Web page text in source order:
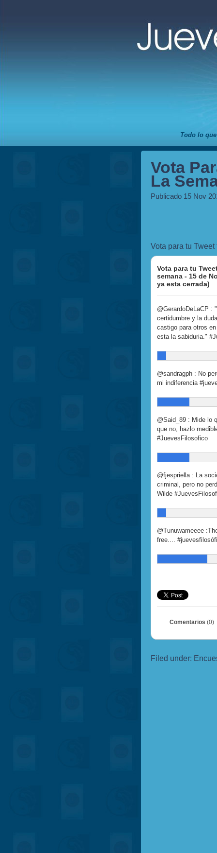
Todo lo
Vota
La
Publicado 15 Nov
Vota para tu
Vota para tu
semana - 15 de
ya esta cerrada)
@GerardoDeLaCP :
certidumbre y la
castigo para otros
esta la sabiduria."
@sandragph : No
mi indiferencia
@Said_89 : Mide lo
que no, hazlo
#JuevesFilosofico
@fjespriella : La
criminal, pero no
Wilde
@Tunuwameeee
free....
Comentarios (0)
Filed under: